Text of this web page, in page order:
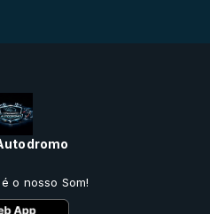
o nosso Som!